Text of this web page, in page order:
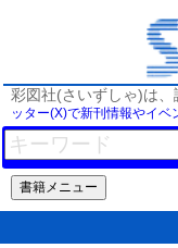
彩図社(さいずしゃ)は、
ッター(X)で新刊情報やイ